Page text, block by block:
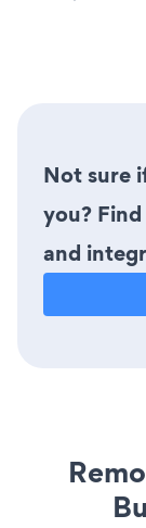
Not sure
you?
and